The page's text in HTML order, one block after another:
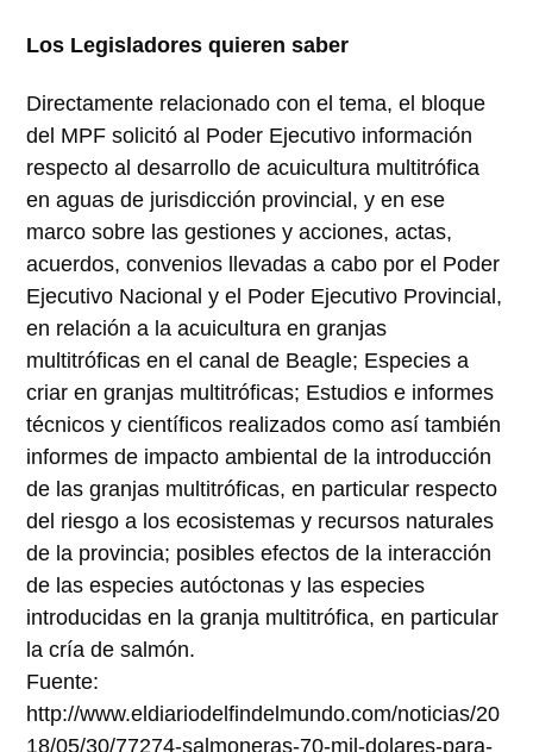
Los Legisladores quieren saber
Directamente relacionado con el tema, el bloque
del MPF solicitó al Poder Ejecutivo información
respecto al desarrollo de acuicultura multitrófica
en aguas de jurisdicción provincial, y en ese
marco sobre las gestiones y acciones, actas,
acuerdos, convenios llevadas a cabo por el Poder
Ejecutivo Nacional y el Poder Ejecutivo Provincial,
en relación a la acuicultura en granjas
multitróficas en el canal de Beagle; Especies a
criar en granjas multitróficas; Estudios e informes
técnicos y científicos realizados como así también
informes de impacto ambiental de la introducción
de las granjas multitróficas, en particular respecto
del riesgo a los ecosistemas y recursos naturales
de la provincia; posibles efectos de la interacción
de las especies autóctonas y las especies
introducidas en la granja multitrófica, en particular
la cría de salmón.
Fuente:
http://www.eldiariodelfindelmundo.com/noticias/20
18/05/30/77274-salmoneras-70-mil-dolares-para-